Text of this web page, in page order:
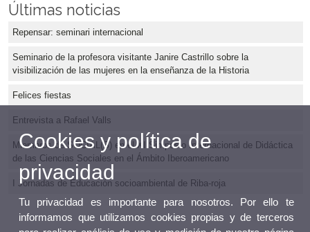
Últimas noticias
Repensar: seminari internacional
Seminario de la profesora visitante Janire Castrillo sobre la
visibilización de las mujeres en la enseñanza de la Historia
Felices fiestas
Entrevista a Rafael Valls
Miembros de SOCIAL(S) en el XI Simposio Internacional de Didáctica
de las Ciencias Sociales en el Ámbito Iberoamericano
I Jornadas de Educación socioambiental de Riba-roja
Cookies y política de
privacidad
Tu privacidad es importante para nosotros. Por ello te
informamos que utilizamos cookies propias y de terceros